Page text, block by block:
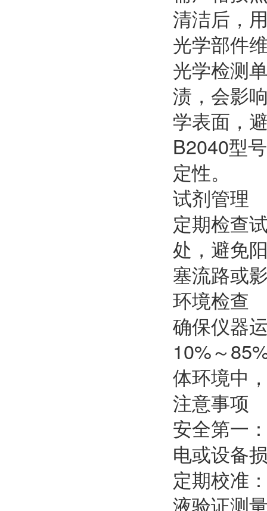
清洁后，
光学部件
光学检测
渍，会影
学表面，
B2040型
定性。
试剂管理
定期检查
处，避免
塞流路或
环境检查
确保仪器
10%～
体环境中
注意事项
安全第一
电或设备
定期校准
液验证测